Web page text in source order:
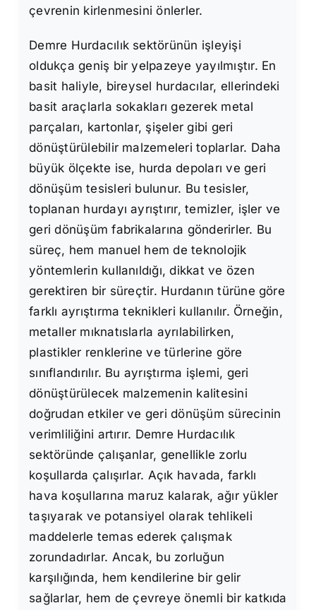
çevrenin kirlenmesini önlerler.
Demre Hurdacılık sektörünün işleyişi
oldukça geniş bir yelpazeye yayılmıştır. En
basit haliyle, bireysel hurdacılar, ellerindeki
basit araçlarla sokakları gezerek metal
parçaları, kartonlar, şişeler gibi geri
dönüştürülebilir malzemeleri toplarlar. Daha
büyük ölçekte ise, hurda depoları ve geri
dönüşüm tesisleri bulunur. Bu tesisler,
toplanan hurdayı ayrıştırır, temizler, işler ve
geri dönüşüm fabrikalarına gönderirler. Bu
süreç, hem manuel hem de teknolojik
yöntemlerin kullanıldığı, dikkat ve özen
gerektiren bir süreçtir. Hurdanın türüne göre
farklı ayrıştırma teknikleri kullanılır. Örneğin,
metaller mıknatıslarla ayrılabilirken,
plastikler renklerine ve türlerine göre
sınıflandırılır. Bu ayrıştırma işlemi, geri
dönüştürülecek malzemenin kalitesini
doğrudan etkiler ve geri dönüşüm sürecinin
verimliliğini artırır. Demre Hurdacılık
sektöründe çalışanlar, genellikle zorlu
koşullarda çalışırlar. Açık havada, farklı
hava koşullarına maruz kalarak, ağır yükler
taşıyarak ve potansiyel olarak tehlikeli
maddelerle temas ederek çalışmak
zorundadırlar. Ancak, bu zorluğun
karşılığında, hem kendilerine bir gelir
sağlarlar, hem de çevreye önemli bir katkıda